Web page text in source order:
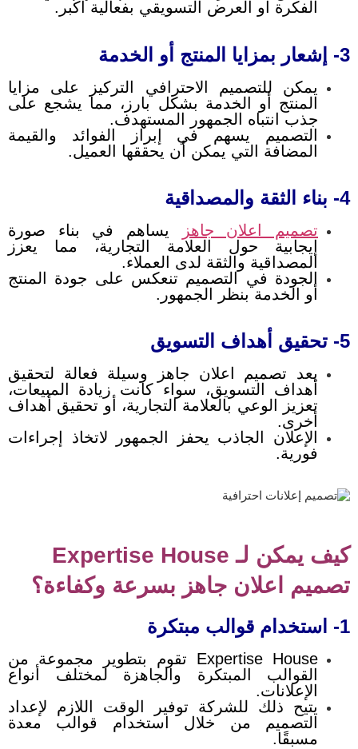
الفكرة أو العرض التسويقي بفعالية أكبر.
3- إشعار بمزايا المنتج أو الخدمة
يمكن للتصميم الاحترافي التركيز على مزايا
المنتج أو الخدمة بشكل بارز، مما يشجع على
جذب انتباه الجمهور المستهدف.
التصميم يسهم في إبراز الفوائد والقيمة
المضافة التي يمكن أن يحققها العميل.
4- بناء الثقة والمصداقية
تصميم اعلان جاهز
يساهم في بناء صورة
إيجابية حول العلامة التجارية، مما يعزز
المصداقية والثقة لدى العملاء.
الجودة في التصميم تنعكس على جودة المنتج
أو الخدمة بنظر الجمهور.
5- تحقيق أهداف التسويق
يعد تصميم اعلان جاهز وسيلة فعالة لتحقيق
أهداف التسويق، سواء كانت زيادة المبيعات،
تعزيز الوعي بالعلامة التجارية، أو تحقيق أهداف
أخرى.
الإعلان الجاذب يحفز الجمهور لاتخاذ إجراءات
فورية.
كيف يمكن لـ Expertise House
تصميم اعلان جاهز بسرعة وكفاءة؟
1- استخدام قوالب مبتكرة
Expertise House تقوم بتطوير مجموعة من
القوالب المبتكرة والجاهزة لمختلف أنواع
الإعلانات.
يتيح ذلك للشركة توفير الوقت اللازم لإعداد
التصميم من خلال استخدام قوالب معدة
مسبقًا.